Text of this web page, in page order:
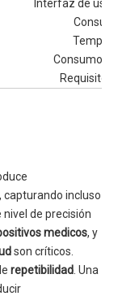
Interfaz de
Consumo
Requisito
, capturando incluso
de precisión
medicos, y
son críticos.
repetibilidad . Una